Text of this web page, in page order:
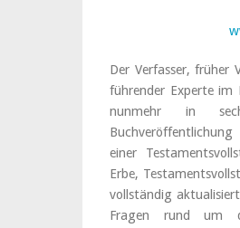
Der Verfasser, früher
führender Experte im
nunmehr in
einer
Erbe,
vollständig
Fragen rund